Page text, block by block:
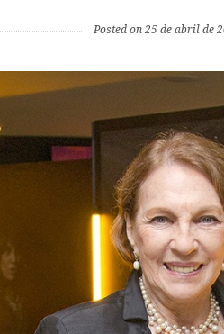
Posted on 25 de abril de